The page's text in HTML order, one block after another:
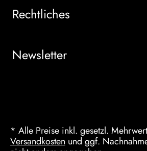
Rechtliches
Newsletter
* Alle Preise inkl. gesetzl.
Versandkosten und ggf.